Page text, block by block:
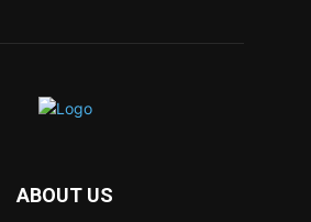
ABOUT US